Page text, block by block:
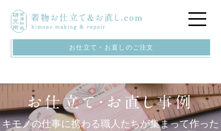
お仕立て・お直しのご注文
キモノの仕事に携わる職人たちが集まって作った